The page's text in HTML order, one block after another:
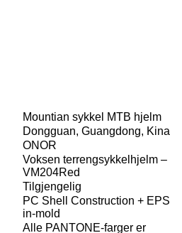
Mountian sykkel MTB hjelm
Dongguan, Guangdong, Kina
ONOR
Voksen terrengsykkelhjelm –
VM204Red
Tilgjengelig
PC Shell Construction + EPS
in-mold
Alle PANTONE-farger er